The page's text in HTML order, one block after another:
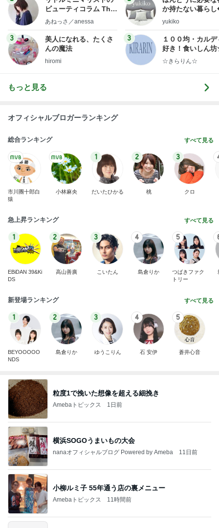
ビューティコラム The
little minimalist's bea
あねっさ／anessa
3
美人になれる、たくさ
んの魔法
hiromi
か持たない暮ら
ep Life Simple◆
yukiko
3
１００均・カルデ
好き！食いしん
らりん☆のブログ
☆きらりん☆
もっと見る
オフィシャルブロガーランキング
総合ランキング すべて見る
市川團十郎白
猿
小林麻央
1
だいたひかる
2
桃
3
クロ
急上昇ランキング すべて見る
1
EBiDAN 39&Ki
DS
2
高山善廣
3
こいたん
4
島倉りか
5
つばきファク
トリー
新登場ランキング すべて見る
1
BEYOOOOO
NDS
2
島倉りか
3
ゆうこりん
4
石 安伊
5
蒼井心音
粒度1で挽いた想像を超える細挽き
Amebaトピックス 1日前
横浜SOGOうまいもの大会
nanaオフィシャルブログ Powered by Ameba 11日前
小柳ルミ子 55年通う店の裏メニュー
Amebaトピックス 11時間前